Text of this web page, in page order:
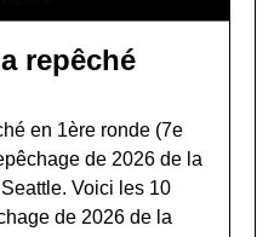
repêché
en 1ère ronde (7e
de 2026 de la
Voici les 10
de 2026 de la